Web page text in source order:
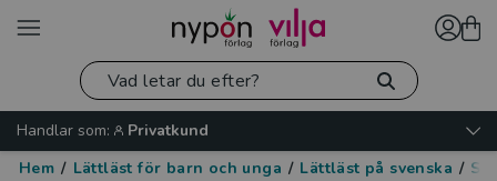
Handlar som:
Privatkund
Hem / Lättläst för barn och unga / Lättläst på svenska /